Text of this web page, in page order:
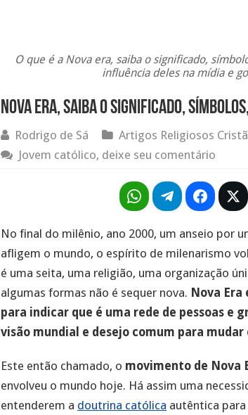
O que é a Nova era, saiba o significado,
influência deles na mídia e
Nova era, saiba o significado,
Rodrigo de Sá
Artigos Religiosos
Jovem católico, deixe seu comentário
No final do milênio, ano 2000, um anseio por
afligem o mundo, o espírito de milenarismo
é uma seita, uma religião, uma organização
algumas formas não é sequer nova. Nova
para indicar que é uma rede de pessoas e
visão mundial e desejo comum para mudar
Este então chamado, o movimento de Nova
envolveu o mundo hoje. Há assim uma
entenderem a doutrina católica autêntica